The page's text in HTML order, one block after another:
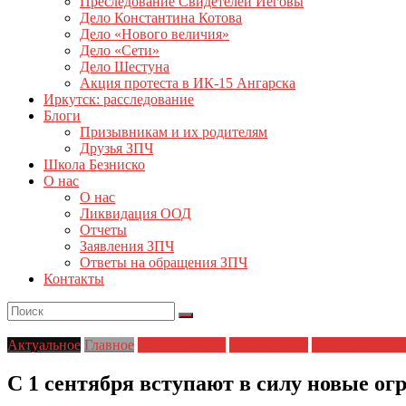
Дело Константина Котова
Дело «Нового величия»
Дело «Сети»
Дело Шестуна
Акция протеста в ИК-15 Ангарска
Иркутск: расследование
Блоги
Призывникам и их родителям
Друзья ЗПЧ
Школа Безниско
О нас
О нас
Ликвидация ООД
Отчеты
Заявления ЗПЧ
Ответы на обращения ЗПЧ
Контакты
Актуальное Главное
С 1 сентября вступают в силу новые